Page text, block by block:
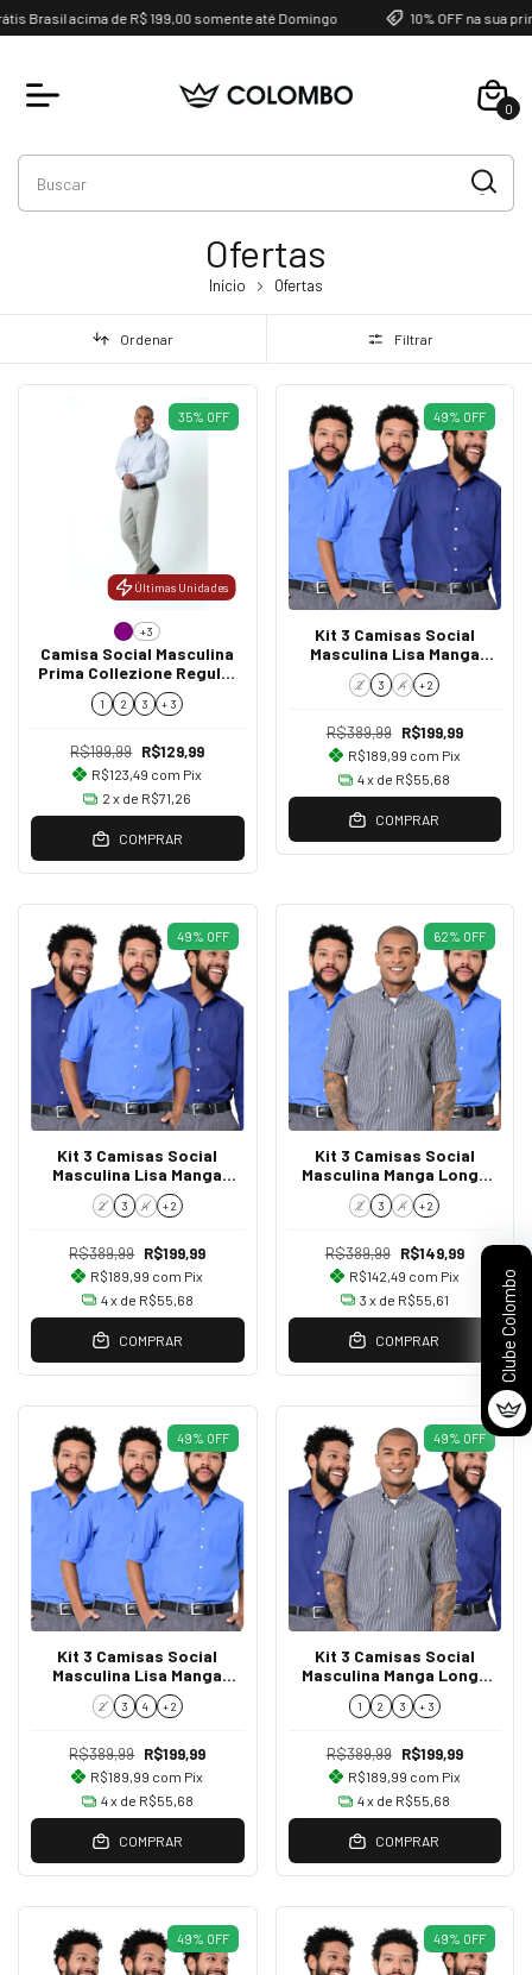
Brasil acima de R$ 199,00 somente até Domingo 10% OFF na sua
0
Ofertas
Início Ofertas
Ordenar Filtrar
Últimas Unidades
35% OFF
+3
Camisa Social Masculina
Prima Collezione Regular
Fit
1 2 3 + 3
R$199,99 R$129,99
R$123,49 com Pix
2 x de R$71,26
COMPRAR
49% OFF
Kit 3 Camisas Social
Masculina Lisa Manga
Longa Regular Fit
2 3 4 + 2
R$389,99 R$199,99
R$189,99 com Pix
4x de R$55,68
COMPRAR
49% OFF
Kit 3 Camisas Social
Masculina Lisa Manga
Longa Regular Fit
2 3 4 + 2
R$389,99 R$199,99
R$189,99 com Pix
4x de R$55,68
COMPRAR
62% OFF
Kit 3 Camisas Social
Masculina Manga Longa
Regular Fit
2 3 4 + 2
R$389,99 R$149,99
R$142,49 com Pix
3 x de R$55,61
COMPRAR
49% OFF
Kit 3 Camisas Social
Masculina Lisa Manga
Longa Azul Italiano
2 3 4 + 2
R$389,99 R$199,99
R$189,99 com Pix
4x de R$55,68
COMPRAR
49% OFF
Kit 3 Camisas Social
Masculina Manga Longa
Regular Fit
1 2 3 + 3
R$389,99 R$199,99
R$189,99 com Pix
4x de R$55,68
COMPRAR
49% OFF 49% OFF
Clube Colombo